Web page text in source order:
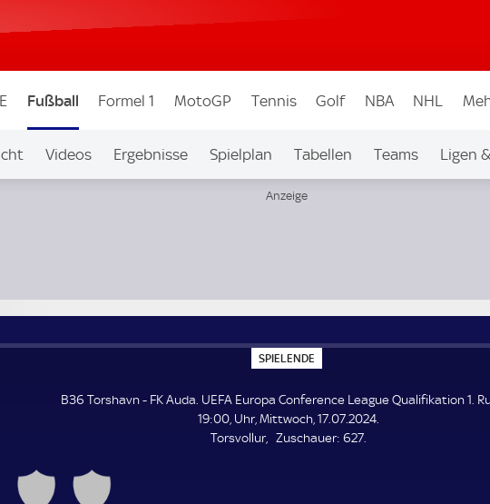
Fußball Formel 1 MotoGP Tennis Golf NBA NHL
Videos Ergebnisse Spielplan Tabellen Teams Ligen
SPIELENDE
P
E
L
E
N
B36 Torshavn - FK Auda. UEFA Europa Conference League Qualifikation 1.
19:00, Uhr, Mittwoch, 17.07.2024.
Torsvollur
Zuschauer: Z
627.